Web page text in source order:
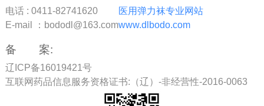
电话 : 0411-82741620
E-mail ：bododl@163.com
医用弹力袜专业网站
www.dlbodo.com
备 案:
辽ICP备16019421号
互联网药品信息服务资格证书:（辽）-非经营性-2016-0063